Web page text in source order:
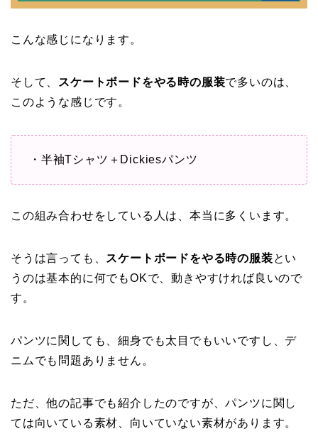
こんな感じになります。
そして、 スケートボードをやる時の服装で多いのは、
このような感じです。
・半袖Tシャツ＋Dickiesパンツ
この組み合わせをしている人は、本当に多くいます。
そうは言っても、 スケートボードをやる時の服装とい
うのは基本的に何でもOKで、動きやすければ良いので
す。
パンツに関しても、細身でも太目でもいいですし、デ
ニムでも問題ありません。
ただ、他の記事でも紹介したのですが、パンツに関し
ては向いている素材、向いていない素材があります。